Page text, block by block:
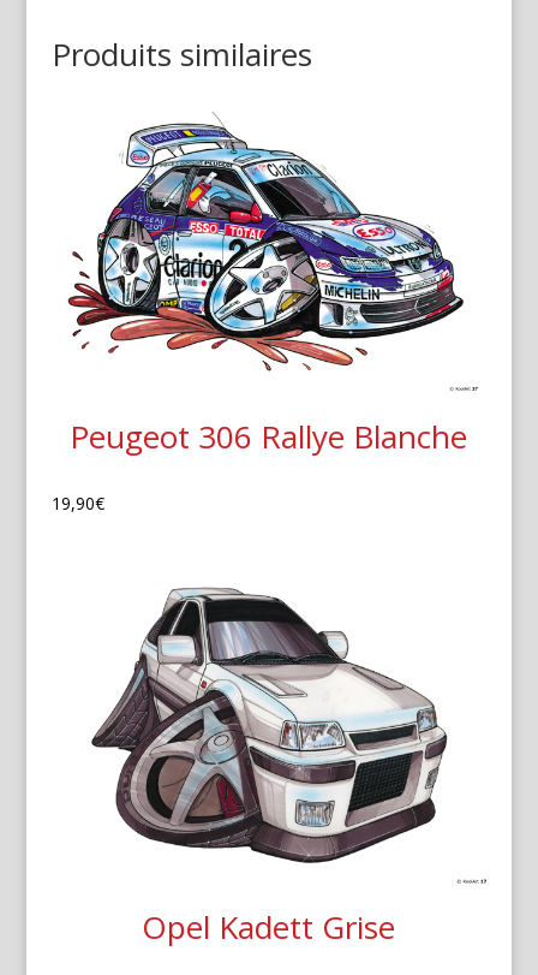
Produits similaires
Peugeot 306 Rallye Blanche
19,90€
Opel Kadett Grise